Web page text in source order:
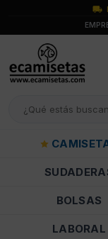
BOLSAS
LABORAL